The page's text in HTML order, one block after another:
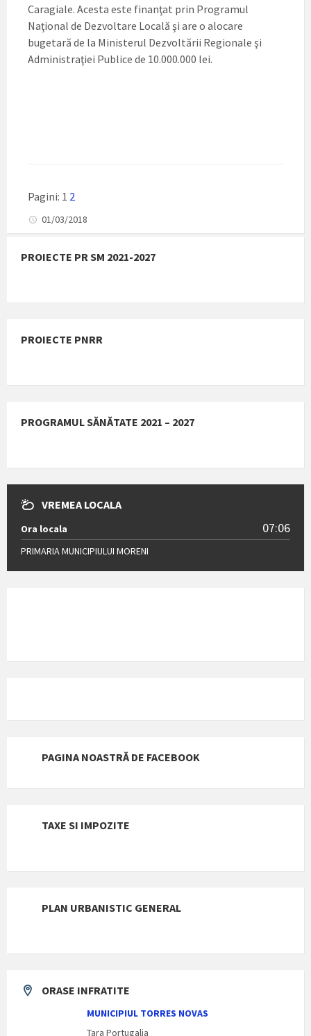
Caragiale. Acesta este finanţat prin Programul
Naţional de Dezvoltare Locală şi are o alocare
bugetară de la Ministerul Dezvoltării Regionale şi
Administraţiei Publice de 10.000.000 lei.
Pagini: 1 2
01/03/2018
PROIECTE PR SM 2021-2027
PROIECTE PNRR
PROGRAMUL SĂNĂTATE 2021 – 2027
VREMEA LOCALA
Ora locala 07:06
PRIMARIA MUNICIPIULUI MORENI
PAGINA NOASTRĂ DE FACEBOOK
TAXE SI IMPOZITE
PLAN URBANISTIC GENERAL
ORASE INFRATITE
MUNICIPIUL TORRES NOVAS
Tara Portugalia